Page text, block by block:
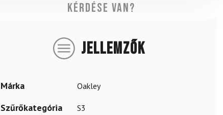
Kérdése van?
JELLEMZŐK
Márka Oakley
Szűrőkategória S3